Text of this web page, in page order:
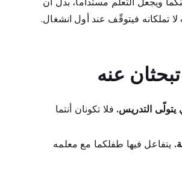
تملكانه فيتوقّف عند أول انشغال.
عنه
التدريس. فلا تكونان أنتما
يتفاعل فيها طفلكما مع معلمه